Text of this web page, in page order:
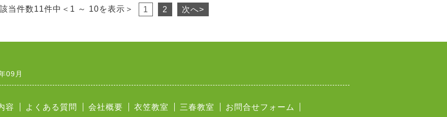
当件数11件中＜1 ～ 10を表示＞ 1 2 次へ>
09月
容 よくある質問 会社概要 衣笠教室 三春教室 お問合せフォーム